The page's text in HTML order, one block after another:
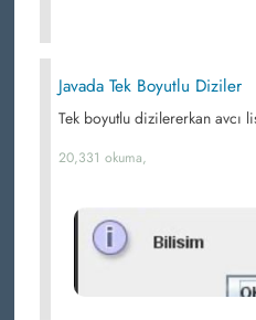
Javada Tek Boyutlu Diziler
Tek boyutlu dizilererkan avcı
20,331 okuma,